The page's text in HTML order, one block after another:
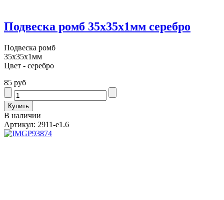
Подвеска ромб 35х35х1мм серебро
Подвеска ромб
35х35х1мм
Цвет - серебро
85 руб
В наличии
Артикул: 2911-e1.6